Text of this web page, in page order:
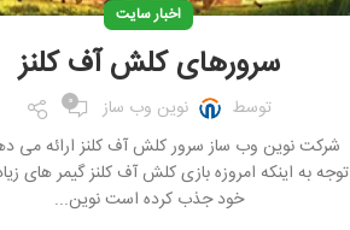
اخبار سایت
سرورهای کلش آف کلنز
توسط نوین وب ساز 0
شرکت نوین وب ساز سرور کلش آف کلنز ارائه می
توجه به اینکه امروزه بازی کلش آف کلنز گیمر های
خود جذب کرده است نوین...